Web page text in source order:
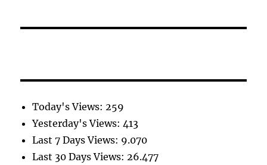
Today's Views: 259
Yesterday's Views: 413
Last 7 Days Views: 9.070
Last 30 Days Views: 26.477